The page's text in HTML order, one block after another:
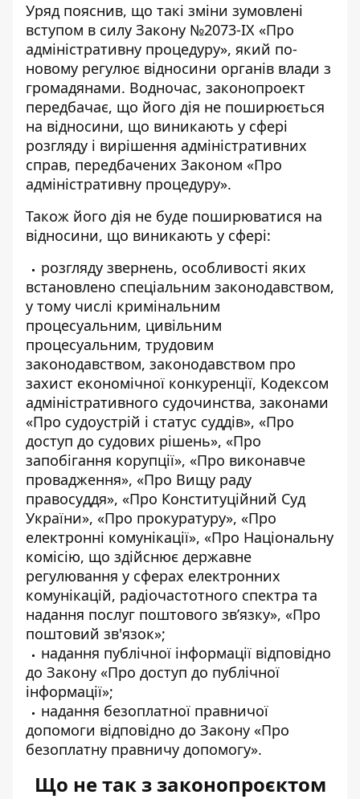
Уряд пояснив, що такі зміни зумовлені
вступом в силу Закону №2073-ІХ «Про
адміністративну процедуру», який по-
новому регулює відносини органів влади з
громадянами. Водночас, законопроект
передбачає, що його дія не поширюється
на відносини, що виникають у сфері
розгляду і вирішення адміністративних
справ, передбачених Законом «Про
адміністративну процедуру».
Також його дія не буде поширюватися на
відносини, що виникають у сфері:
розгляду звернень, особливості яких
встановлено спеціальним законодавством,
у тому числі кримінальним
процесуальним, цивільним
процесуальним, трудовим
законодавством, законодавством про
захист економічної конкуренції, Кодексом
адміністративного судочинства, законами
«Про судоустрій і статус суддів», «Про
доступ до судових рішень», «Про
запобігання корупції», «Про виконавче
провадження», «Про Вищу раду
правосуддя», «Про Конституційний Суд
України», «Про прокуратуру», «Про
електронні комунікації», «Про Національну
комісію, що здійснює державне
регулювання у сферах електронних
комунікацій, радіочастотного спектра та
надання послуг поштового зв’язку», «Про
поштовий зв'язок»;
надання публічної інформації відповідно
до Закону «Про доступ до публічної
інформації»;
надання безоплатної правничої
допомоги відповідно до Закону «Про
безоплатну правничу допомогу».
Що не так з законопроєктом